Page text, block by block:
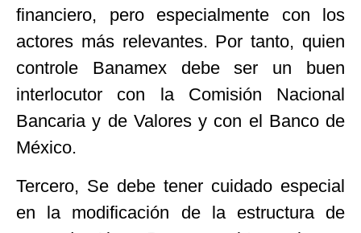
financiero, pero especialmente con los
actores más relevantes. Por tanto, quien
controle Banamex debe ser un buen
interlocutor con la Comisión Nacional
Bancaria y de Valores y con el Banco de
México.
Tercero, Se debe tener cuidado especial
en la modificación de la estructura de